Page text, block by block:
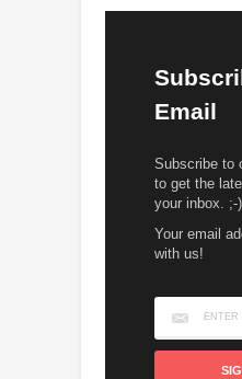
Email
Subscribe to
to get the
your inbox. ;-)
Your email
with us!